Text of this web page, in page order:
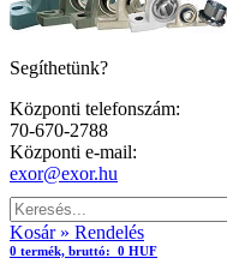
Segíthetünk?
Központi telefonszám:
70-670-2788
Központi e-mail:
exor@exor.hu
Kosár » Rendelés
0 termék, bruttó: 0 HUF